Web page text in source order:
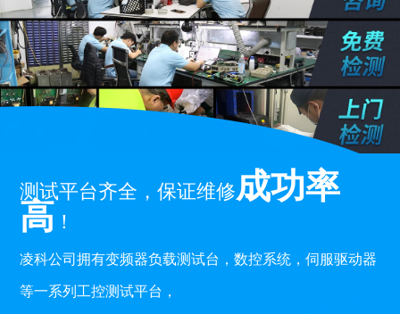
测试平台齐全，保证维修成功率
高 ！
凌科公司拥有变频器负载测试台，数控系统，伺服驱动器
等一系列工控测试平台，